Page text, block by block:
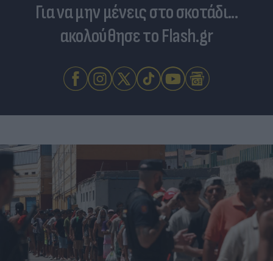
Για να μην μένεις στο σκοτάδι...
ακολούθησε το Flash.gr